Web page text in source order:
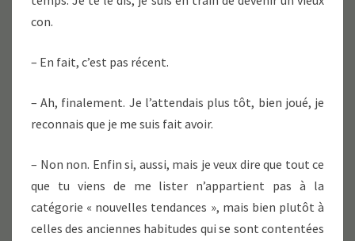
con.
– En fait, c’est pas récent.
– Ah, finalement. Je l’attendais plus tôt, bien joué, je
reconnais que je me suis fait avoir.
– Non non. Enfin si, aussi, mais je veux dire que tout ce
que tu viens de me lister n’appartient pas à la
catégorie « nouvelles tendances », mais bien plutôt à
celles des anciennes habitudes qui se sont contentées